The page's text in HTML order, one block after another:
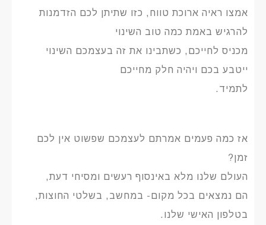
אמצו ראיה ארוכת טווח, כזו שתיתן לכם הזדמנות
להרגיש באמת כמה טוב השינוי
מכניס לחייכם, כשתבינו את זה בעצמכם השינוי
ייטבע בכם ויהיה חלק מחייכם
לתמיד.
אז כמה פעמים אמרתם לעצמכם שפשוט אין לכם
זמן?
העולם שלנו מלא באינסוף רעשים ומסיחי דעת,
הם נמצאים בכל מקום- במחשב, בשלטי החוצות,
בטלפון האישי שלנו.